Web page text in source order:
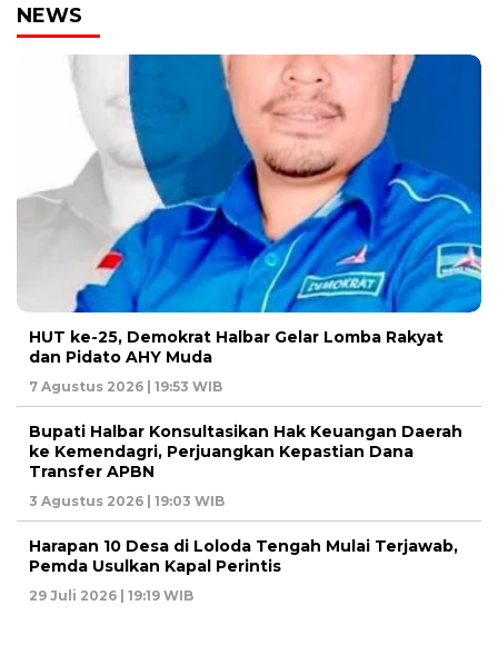
NEWS
HUT ke-25, Demokrat Halbar Gelar Lomba Rakyat
dan Pidato AHY Muda
7 Agustus 2026 | 19:53 WIB
Bupati Halbar Konsultasikan Hak Keuangan Daerah
ke Kemendagri, Perjuangkan Kepastian Dana
Transfer APBN
3 Agustus 2026 | 19:03 WIB
Harapan 10 Desa di Loloda Tengah Mulai Terjawab,
Pemda Usulkan Kapal Perintis
29 Juli 2026 | 19:19 WIB